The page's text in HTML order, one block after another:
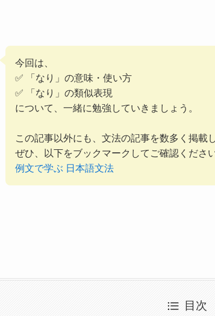
今回は、
✅ 「なり」の意味・使い方
✅ 「なり」の類似表現
について、一緒に勉強していきましょう。
この記事以外にも、文法の記事を数多く掲載
ぜひ、以下をブックマークしてご確認ください
例文で学ぶ 日本語文法
目次